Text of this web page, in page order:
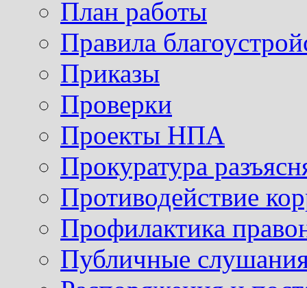
План работы
Правила
Приказы
Проверки
Проекты НПА
Прокуратура
Противодействие
Профилактика
Публичные